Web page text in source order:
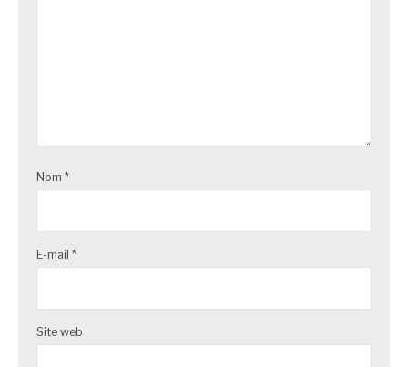
Nom *
E-mail *
Site web